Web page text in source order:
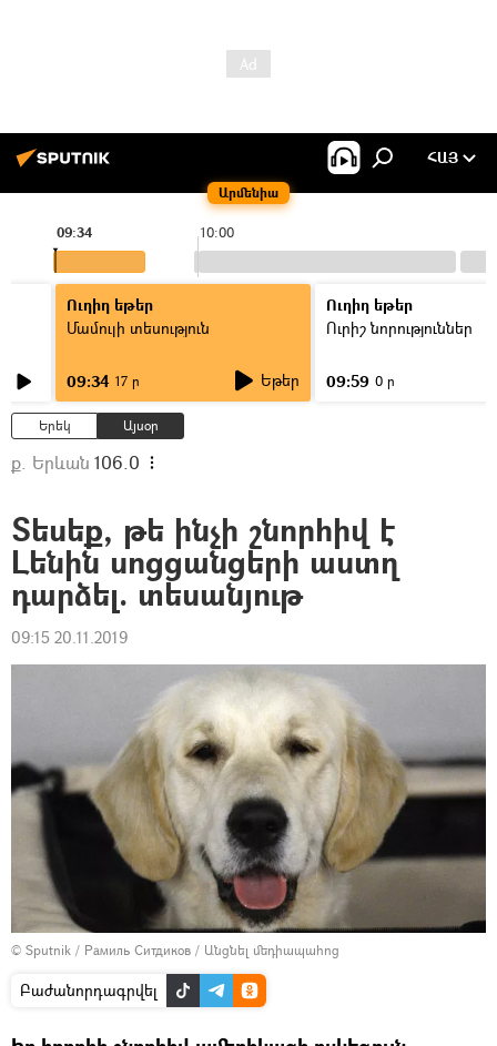
Արմենիա
ՀԱՅ
10:00
09:34
Ուղիղ եթեր
Մամուլի տեսություն
09:34 17 ր Եթեր
Ուղիղ եթեր
Ուրիշ նորություններ
09:59 0 ր
Երեկ Այսօր
ք. Երևան 106.0
Տեսեք, թե ինչի շնորհիվ է
Լենին սոցցանցերի աստղ
դարձել. տեսանյութ
09:15 20.11.2019
© Sputnik / Рамиль Ситдиков / Անցնել մեդիապահոց
Բաժանորդագրվել